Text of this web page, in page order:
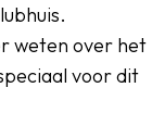
weten over het
voor dit